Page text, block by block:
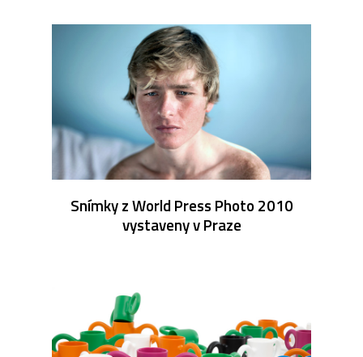
Snímky z World Press Photo 2010
vystaveny v Praze